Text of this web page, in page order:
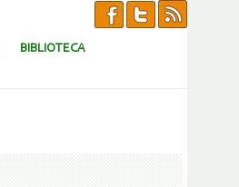
BIBLIOTECA